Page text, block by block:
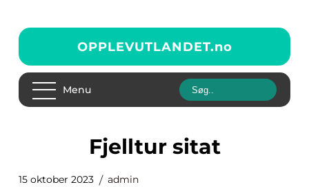
OPPLEVUTLANDET.no
Menu
fjelltur sitat
15 oktober 2023 admin